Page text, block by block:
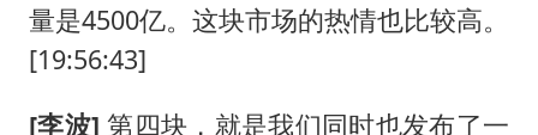
量是4500亿。这块市场的热情也比较高。
[19:56:43]
[李波] 第四块，就是我们同时也发布了一